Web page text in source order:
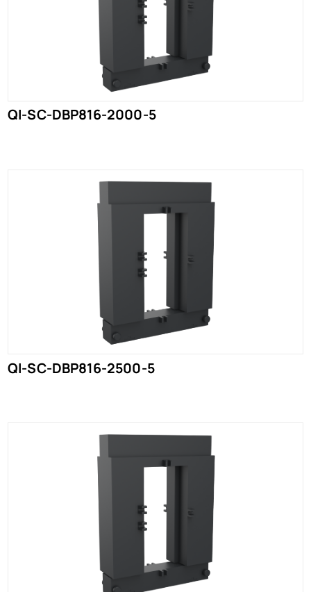
QI-SC-DBP816-2000-5
QI-SC-DBP816-2500-5